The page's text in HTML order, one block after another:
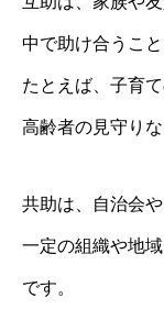
中で助け合うこと
たとえば、子育
高齢者の見守り
共助は、自治会
一定の組織や地
です。